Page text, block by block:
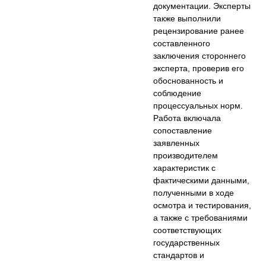
документации. Эксперты
также выполнили
рецензирование ранее
составленного
заключения стороннего
эксперта, проверив его
обоснованность и
соблюдение
процессуальных норм.
Работа включала
сопоставление
заявленных
производителем
характеристик с
фактическими данными,
полученными в ходе
осмотра и тестирования,
а также с требованиями
соответствующих
государственных
стандартов и